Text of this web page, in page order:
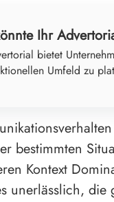
Ihr
bietet
Umfeld zu
bestimmten
Kontext
unerlässlich, die